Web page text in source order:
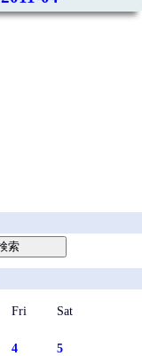
Fri Sat
4 5